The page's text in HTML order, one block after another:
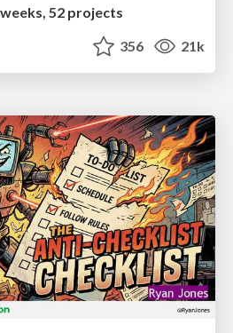
52 projects
356 21k